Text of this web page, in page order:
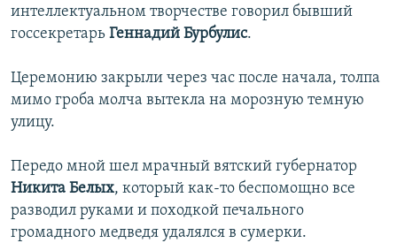
интеллектуальном творчестве говорил бывший
госсекретарь Геннадий Бурбулис.
Церемонию закрыли через час после начала, толпа
мимо гроба молча вытекла на морозную темную
улицу.
Передо мной шел мрачный вятский губернатор
Никита Белых, который как-то беспомощно все
разводил руками и походкой печального
громадного медведя удалялся в сумерки.